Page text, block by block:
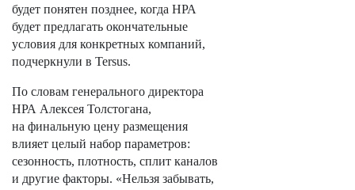
будет понятен позднее, когда НРА
будет предлагать окончательные
условия для конкретных компаний,
подчеркнули в Tersus.
По словам генерального директора
НРА Алексея Толстогана,
на финальную цену размещения
влияет целый набор параметров:
сезонность, плотность, сплит каналов
и другие факторы. «Нельзя забывать,